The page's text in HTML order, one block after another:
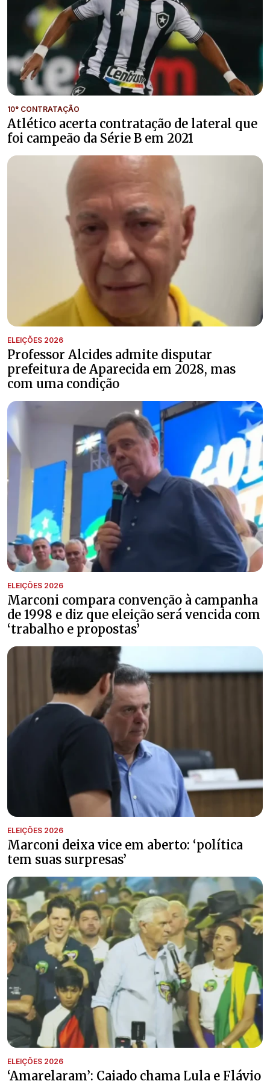
10° CONTRATAÇÃO
Atlético acerta contratação de lateral que
foi campeão da Série B em 2021
ELEIÇÕES 2026
Professor Alcides admite disputar
prefeitura de Aparecida em 2028, mas
com uma condição
ELEIÇÕES 2026
Marconi compara convenção à campanha
de 1998 e diz que eleição será vencida com
‘trabalho e propostas’
ELEIÇÕES 2026
Marconi deixa vice em aberto: ‘política
tem suas surpresas’
ELEIÇÕES 2026
‘Amarelaram’: Caiado chama Lula e Flávio